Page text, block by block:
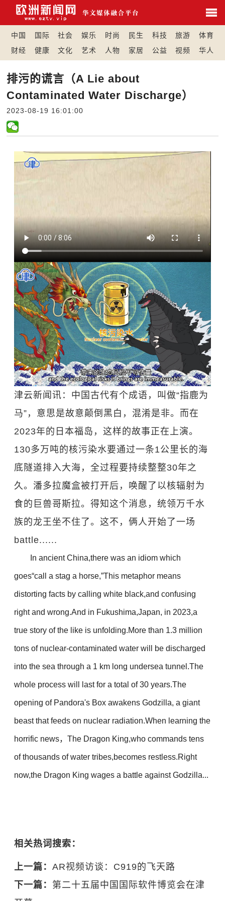
中国 国际 社会 娱乐 时尚 民生 科技 旅游
体育
财经
健康 文化 艺术 人物 家居 公益 视频 华人
排污的谎言（A Lie about
Contaminated Water Discharge）
2023-08-19 16:01:00
津云新闻讯：中国古代有个成语，叫做“指鹿为
马”，意思是故意颠倒黑白，混淆是非。而在
2023年的日本福岛，这样的故事正在上演。
130多万吨的核污染水要通过一条1公里长的海
底隧道排入大海，全过程要持续整整30年之
久。潘多拉魔盒被打开后，唤醒了以核辐射为
食的巨兽哥斯拉。得知这个消息，统领万千水
族的龙王坐不住了。这不，俩人开始了一场
battle......
In ancient China,there was an idiom which
goes“call a stag a horse,”This metaphor means
distorting facts by calling white black,and confusing
right and wrong.And in Fukushima,Japan, in 2023,a
true story of the like is unfolding.More than 1.3 million
tons of nuclear-contaminated water will be discharged
into the sea through a 1 km long undersea tunnel.The
whole process will last for a total of 30 years.The
opening of Pandora's Box awakens Godzilla, a giant
beast that feeds on nuclear radiation.When learning the
horrific news，The Dragon King,who commands tens
of thousands of water tribes,becomes restless.Right
now,the Dragon King wages a battle against Godzilla...
相关热词搜索：
上一篇：AR视频访谈：C919的飞天路
下一篇： 第二十五届中国国际软件博览会在津